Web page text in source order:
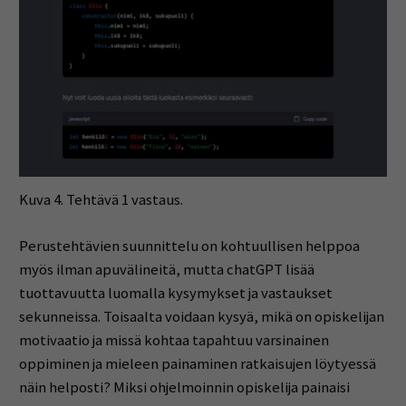
Kuva 4. Tehtävä 1 vastaus.
Perustehtävien suunnittelu on kohtuullisen helppoa
myös ilman apuvälineitä, mutta chatGPT lisää
tuottavuutta luomalla kysymykset ja vastaukset
sekunneissa. Toisaalta voidaan kysyä, mikä on opiskelijan
motivaatio ja missä kohtaa tapahtuu varsinainen
oppiminen ja mieleen painaminen ratkaisujen löytyessä
näin helposti? Miksi ohjelmoinnin opiskelija painaisi